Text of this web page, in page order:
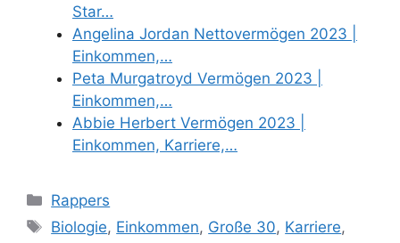
Star…
Angelina Jordan Nettovermögen 2023 |
Einkommen,…
Peta Murgatroyd Vermögen 2023 |
Einkommen,…
Abbie Herbert Vermögen 2023 |
Einkommen, Karriere,…
Categories
Rappers
Tags
Biologie, Einkommen, Große 30, Karriere,